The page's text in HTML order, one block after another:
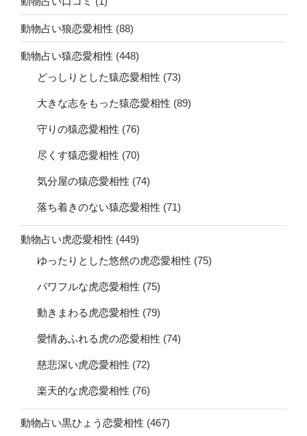
動物占い狼恋愛相性 (88)
動物占い猿恋愛相性 (448)
どっしりとした猿恋愛相性 (73)
大きな志をもった猿恋愛相性 (89)
守りの猿恋愛相性 (76)
尽くす猿恋愛相性 (70)
気分屋の猿恋愛相性 (74)
落ち着きのない猿恋愛相性 (71)
動物占い虎恋愛相性 (449)
ゆったりとした悠然の虎恋愛相性 (75)
パワフルな虎恋愛相性 (75)
動きまわる虎恋愛相性 (79)
愛情あふれる虎の恋愛相性 (74)
慈悲深い虎恋愛相性 (72)
楽天的な虎恋愛相性 (76)
動物占い黒ひょう恋愛相性 (467)